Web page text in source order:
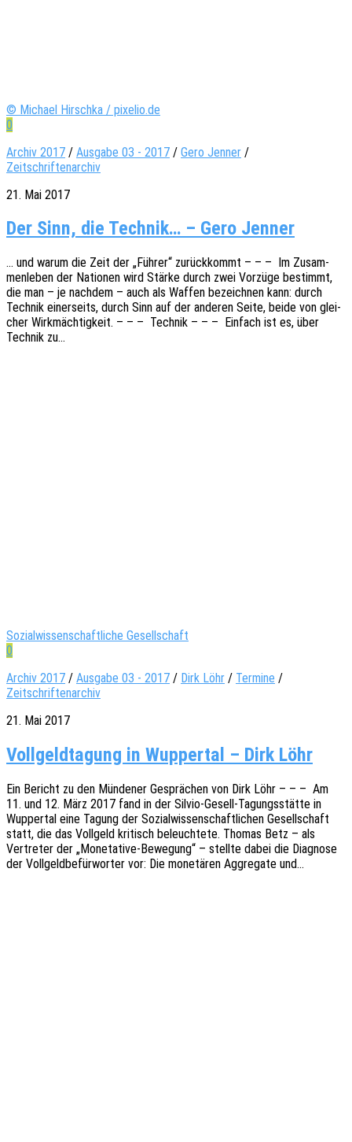
© Michael Hirschka / pixelio.de
0
Archiv 2017 / Ausgabe 03 - 2017 / Gero Jenner /
Zeitschriftenarchiv
21. Mai 2017
Der Sinn, die Technik… – Gero Jenner
… und warum die Zeit der „Führer“ zurück­kommt – – – Im Zusam­
men­le­ben der Natio­nen wird Stärke durch zwei Vorzü­ge bestimmt,
die man – je nach­dem – auch als Waffen bezeich­nen kann: durch
Tech­nik einer­seits, durch Sinn auf der ande­ren Seite, beide von glei­
cher Wirk­mäch­tig­keit. – – – Tech­nik – – – Einfach ist es, über
Tech­nik zu…
Sozialwissenschaftliche Gesellschaft
0
Archiv 2017 / Ausgabe 03 - 2017 / Dirk Löhr / Termine /
Zeitschriftenarchiv
21. Mai 2017
Vollgeldtagung in Wuppertal – Dirk Löhr
Ein Bericht zu den Münde­ner Gesprä­chen von Dirk Löhr – – – Am
11. und 12. März 2017 fand in der Silvio-Gesell-Tagungs­­­stä­t­­te in
Wupper­tal eine Tagung der Sozi­al­wis­sen­schaft­li­chen Gesell­schaft
statt, die das Voll­geld kritisch beleuch­te­te. Thomas Betz – als
Vertre­ter der „Mone­ta­­ti­­ve-Bewe­­gung“ – stell­te dabei die Diagno­se
der Voll­geld­be­für­wor­ter vor: Die mone­tä­ren Aggre­ga­te und…